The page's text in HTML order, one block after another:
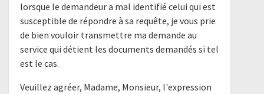
lorsque le demandeur a mal identifié celui qui est
susceptible de répondre à sa requête, je vous prie
de bien vouloir transmettre ma demande au
service qui détient les documents demandés si tel
est le cas.
Veuillez agréer, Madame, Monsieur, l'expression